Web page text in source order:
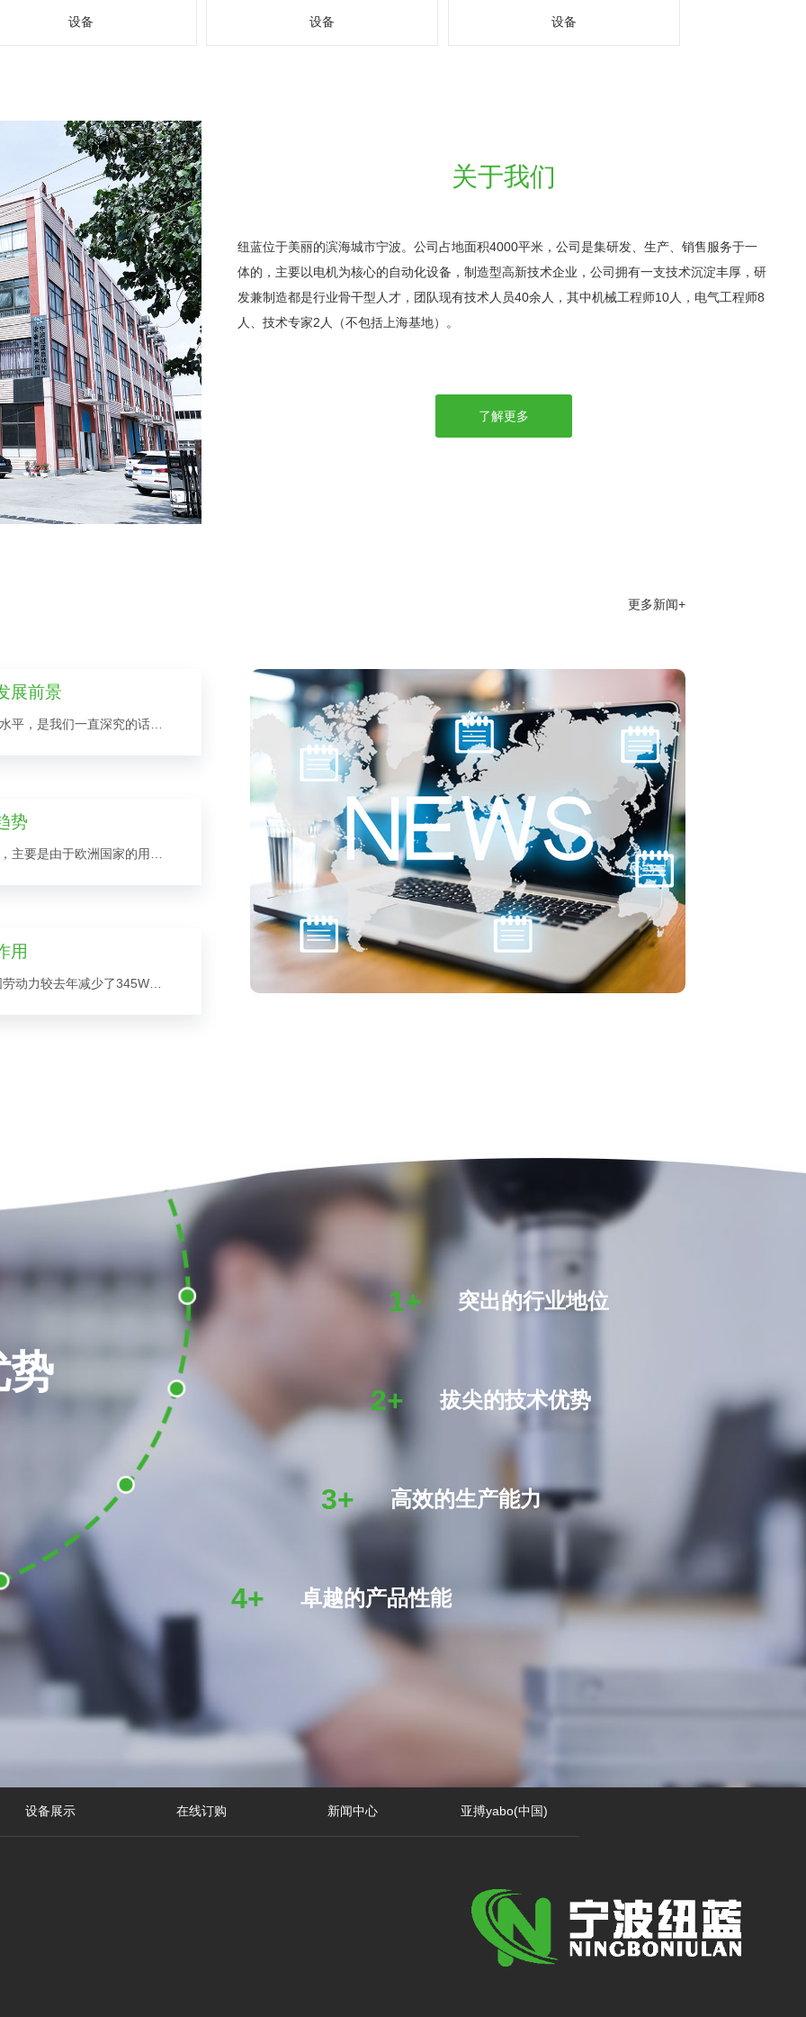
设备 设备 设备
关于我们
纽蓝位于美丽的滨海城市宁波。公司占地面积4000平米，公司是集研发、生产、销售服务于一
体的，主要以电机为核心的自动化设备，制造型高新技术企业，公司拥有一支技术沉淀丰厚，研
发兼制造都是行业骨干型人才，团队现有技术人员40余人，其中机械工程师10人，电气工程师8
人、技术专家2人（不包括上海基地）。
了解更多
更多新闻+
展前景
势
用
势
1+ 突出的行业地位
2+ 拔尖的技术优势
3+ 高效的生产能力
4+ 卓越的产品性能
设备展示 在线订购 新闻中心 亚搏yabo(中国)